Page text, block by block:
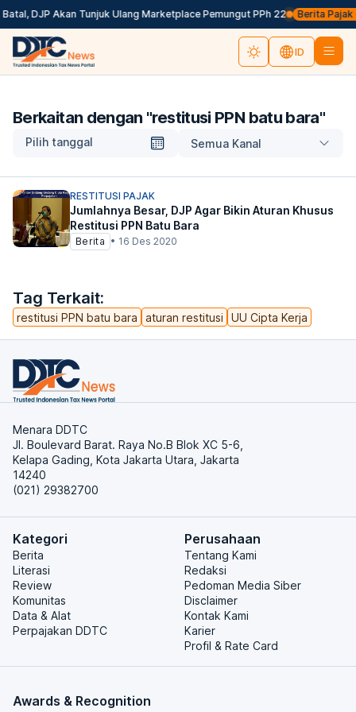
DJP Akan Tunjuk Ulang Marketplace Pemungut PPh 22 Berita Pajak
ID
Berkaitan dengan "restitusi PPN batu bara"
Pilih tanggal Semua Kanal
Tag Terkait:
restitusi PPN batu bara aturan restitusi UU Cipta Kerja
RESTITUSI PAJAK
Jumlahnya Besar, DJP Agar Bikin Aturan Khusus
Restitusi PPN Batu Bara
Berita • 16 Des 2020
Menara DDTC
Jl. Boulevard Barat. Raya No.B Blok XC 5-6,
Kelapa Gading, Kota Jakarta Utara, Jakarta
14240
(021) 29382700
Kategori
Berita
Literasi
Review
Komunitas
Data & Alat
Perpajakan DDTC
Perusahaan
Tentang Kami
Redaksi
Pedoman Media Siber
Disclaimer
Kontak Kami
Karier
Profil & Rate Card
Awards & Recognition